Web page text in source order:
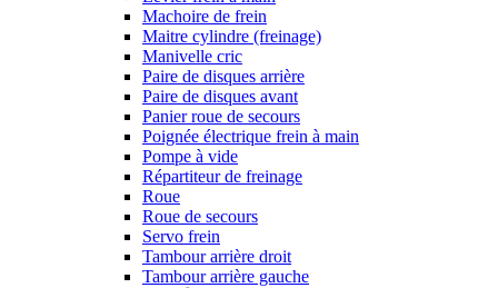
Machoire de frein
Maitre cylindre (freinage)
Manivelle cric
Paire de disques arrière
Paire de disques avant
Panier roue de secours
Poignée électrique frein à main
Pompe à vide
Répartiteur de freinage
Roue
Roue de secours
Servo frein
Tambour arrière droit
Tambour arrière gauche